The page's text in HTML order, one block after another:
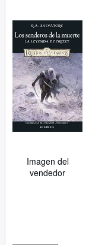
Imagen del
vendedor